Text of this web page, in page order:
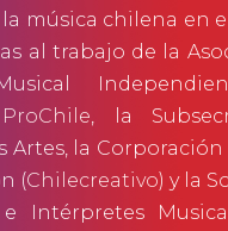
música chilena en
al trabajo de la
ProChile , la
Artes, la
(Chilecreativo) y la
Intérpretes